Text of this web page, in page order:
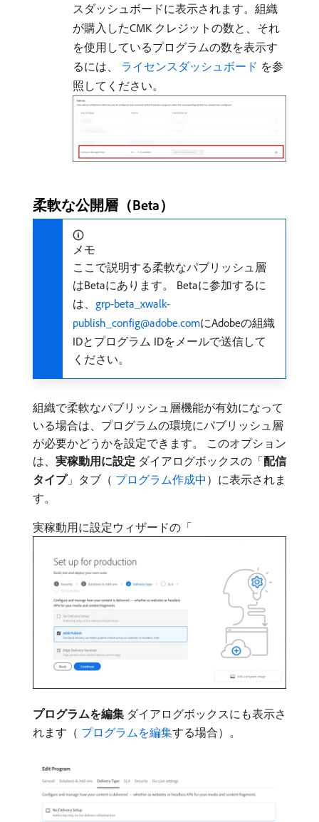
スダッシュボードに表示されます。組織
が購入したCMK クレジットの数と、それ
を使用しているプログラムの数を表示す
るには、
​ ライセンスダッシュボード ​ を参
照してください。
柔軟な公開層（Beta）
メモ
ここで説明する柔軟なパブリッシュ層
はBetaにあります。 Betaに参加するに
は、 grp-beta_xwalk-
publish_config@adobe.comにAdobeの組織
IDとプログラム IDをメールで送信して
ください。
組織で柔軟なパブリッシュ層機能が有効になって
いる場合は、プログラムの環境にパブリッシュ層
が必要かどうかを設定できます。 このオプション
は、 実稼動用に設定 ダイアログボックスの「配信
タイプ」タブ（ ​ プログラム作成中 ）に表示されま
す。
実稼動用に設定ウィザードの「
プログラムを編集 ダイアログボックスにも表示さ
れます（ ​ プログラムを編集する場合）。